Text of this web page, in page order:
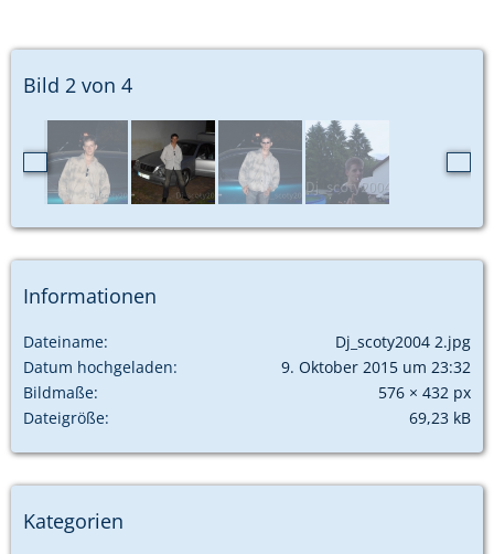
Bild 2 von 4
Informationen
Dateiname
Dj_scoty2004 2.jpg
Datum hochgeladen
9. Oktober 2015 um 23:32
Bildmaße
576 × 432 px
Dateigröße
69,23 kB
Kategorien